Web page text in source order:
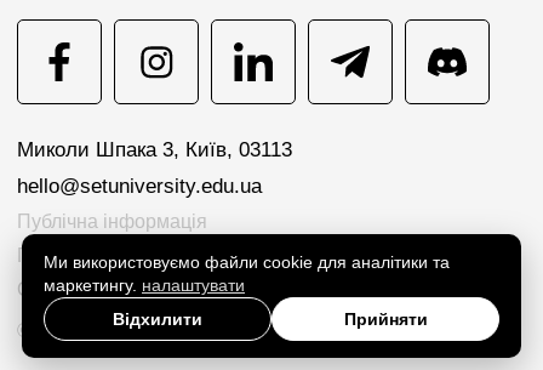
Миколи Шпака 3, Київ, 03113
hello@setuniversity.edu.ua
Публічна інформація
Політика конфіденційності
Cookie preferences
© 2026 SET University
Ми використовуємо файли cookie для аналітики та
маркетингу. налаштувати
Відхилити
Прийняти